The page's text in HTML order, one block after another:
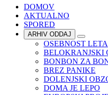
DOMOV
AKTUALNO
SPORED
ARHIV ODDAJ
OSEBNOST LETA
BELOKRANJSKI
BONBON ZA
BREZ PANIKE
DOLENJSKI
DOMA JE LEPO